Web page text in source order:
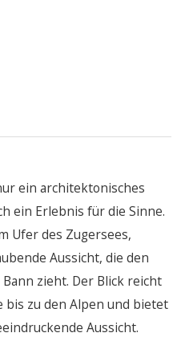
ein architektonisches
ein Erlebnis für die Sinne.
Ufer des Zugersees,
Aussicht, die den
zieht. Der Blick reicht
zu den Alpen und bietet
Aussicht.